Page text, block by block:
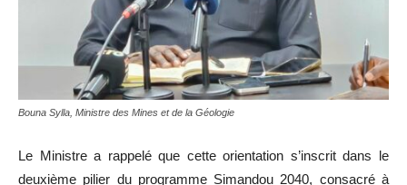
Bouna Sylla, Ministre des Mines et de la Géologie
Le Ministre a rappelé que cette orientation s’inscrit dans le
deuxième pilier du programme Simandou 2040, consacré à